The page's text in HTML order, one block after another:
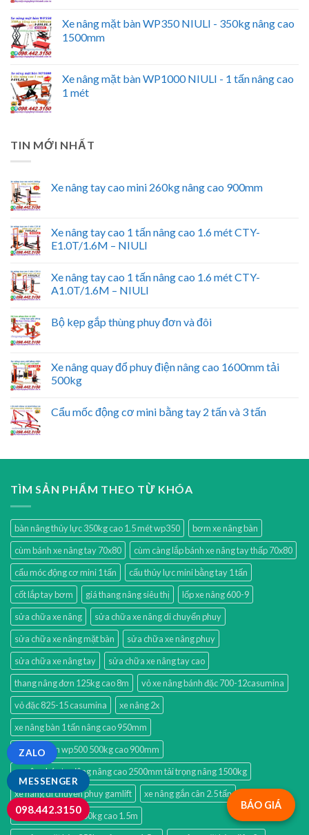
Xe nâng mặt bàn WP350 NIULI - 350kg nâng cao
1500mm
Xe nâng mặt bàn WP1000 NIULI - 1 tấn nâng cao
1 mét
TIN MỚI NHẤT
Xe nâng tay cao mini 260kg nâng cao 900mm
Xe nâng tay cao 1 tấn nâng cao 1.6 mét CTY-
E1.0T/1.6M – NIULI
Xe nâng tay cao 1 tấn nâng cao 1.6 mét CTY-
A1.0T/1.6M – NIULI
Bộ kẹp gắp thùng phuy đơn và đôi
Xe nâng quay đổ phuy điện nâng cao 1600mm tải
500kg
Cẩu mốc động cơ mini bằng tay 2 tấn và 3 tấn
TÌM SẢN PHẨM THEO TỪ KHÓA
bàn nâng thủy lực 350kg cao 1.5 mét wp350
bơm xe nâng bàn
cùm bánh xe nâng tay 70x80
cùm càng lắp bánh xe nâng tay thấp 70x80
cẩu móc động cơ mini 1 tấn
cẩu thủy lực mini bằng tay 1 tấn
cốt lắp tay bơm
giá thang nâng siêu thị
lốp xe nâng 600-9
sửa chữa xe nâng
sửa chữa xe nâng di chuyển phuy
sửa chữa xe nâng mặt bàn
sửa chữa xe nâng phuy
sửa chữa xe nâng tay
sửa chữa xe nâng tay cao
thang nâng đơn 125kg cao 8m
vỏ xe nâng bánh đặc 700-12casumina
vỏ đặc 825-15 casumina
xe nâng 2x
xe nâng bàn 1 tấn nâng cao 950mm
xe nâng bàn wp500 500kg cao 900mm
xe nâng bán tự động nâng cao 2500mm tải trọng nâng 1500kg
xe nâng di chuyển phuy gamlift
xe nâng gắn cân 2.5 tấn
xe nâng mặt bàn 350kg cao 1.5m
BÁO GIÁ
MESSENGER
ZALO
098.442.3150